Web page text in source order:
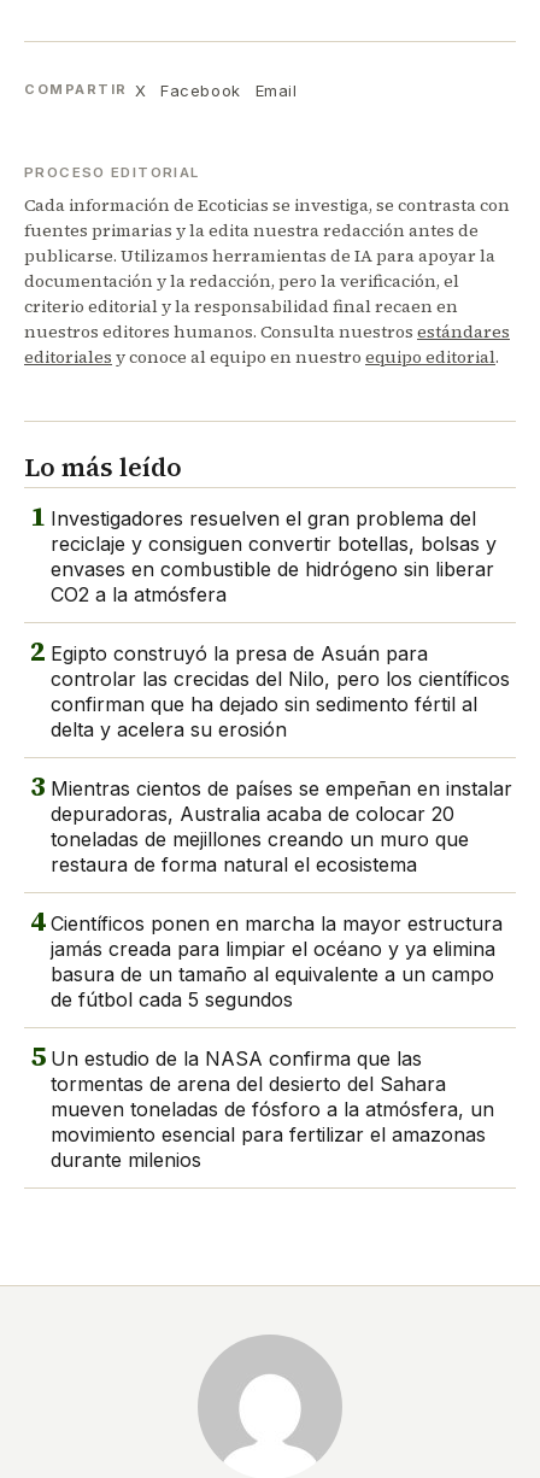
COMPARTIR X Facebook Email
PROCESO EDITORIAL
Cada información de Ecoticias se investiga, se contrasta con
fuentes primarias y la edita nuestra redacción antes de
publicarse. Utilizamos herramientas de IA para apoyar la
documentación y la redacción, pero la verificación, el
criterio editorial y la responsabilidad final recaen en
nuestros editores humanos. Consulta nuestros estándares
editoriales y conoce al equipo en nuestro equipo editorial.
Lo más leído
1 Investigadores resuelven el gran problema del
reciclaje y consiguen convertir botellas, bolsas y
envases en combustible de hidrógeno sin liberar
CO2 a la atmósfera
2 Egipto construyó la presa de Asuán para
controlar las crecidas del Nilo, pero los científicos
confirman que ha dejado sin sedimento fértil al
delta y acelera su erosión
3 Mientras cientos de países se empeñan en instalar
depuradoras, Australia acaba de colocar 20
toneladas de mejillones creando un muro que
restaura de forma natural el ecosistema
4 Científicos ponen en marcha la mayor estructura
jamás creada para limpiar el océano y ya elimina
basura de un tamaño al equivalente a un campo
de fútbol cada 5 segundos
5 Un estudio de la NASA confirma que las
tormentas de arena del desierto del Sahara
mueven toneladas de fósforo a la atmósfera, un
movimiento esencial para fertilizar el amazonas
durante milenios